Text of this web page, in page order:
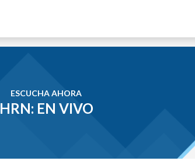
ESCUCHA AHORA
HRN: EN VIVO